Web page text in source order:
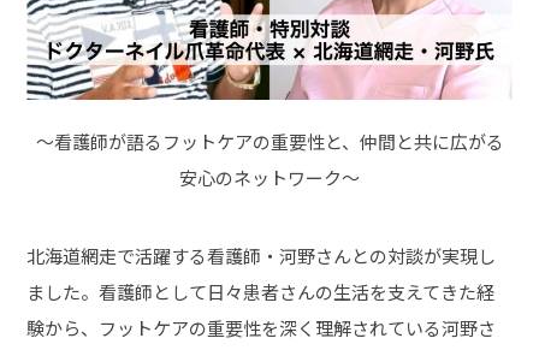
～看護師が語るフットケアの重要性と、仲間と共に広がる
安心のネットワーク～
北海道網走で活躍する看護師・河野さんとの対談が実現し
ました。看護師として日々患者さんの生活を支えてきた経
験から、フットケアの重要性を深く理解されている河野さ